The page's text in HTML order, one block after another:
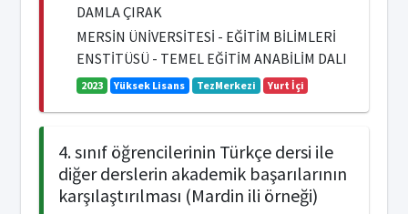
DAMLA ÇIRAK
MERSİN ÜNİVERSİTESİ - EĞİTİM BİLİMLERİ
ENSTİTÜSÜ - TEMEL EĞİTİM ANABİLİM DALI
2023 Yüksek Lisans TezMerkezi Yurt İçi
4. sınıf öğrencilerinin Türkçe dersi ile
diğer derslerin akademik başarılarının
karşılaştırılması (Mardin ili örneği)